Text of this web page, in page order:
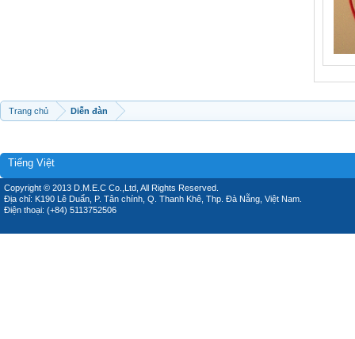
Trang chủ Diễn đàn
Tiếng Việt
Copyright © 2013 D.M.E.C Co.,Ltd, All Rights Reserved.
Địa chỉ: K190 Lê Duẩn, P. Tân chính, Q. Thanh Khê, Thp. Đà Nẵng, Việt Nam.
Điện thoại: (+84) 5113752506